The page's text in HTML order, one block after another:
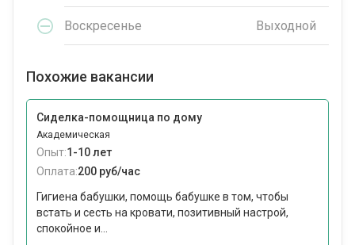
Воскресенье Выходной
Похожие вакансии
Сиделка-помощница по дому
Академическая
Опыт:1-10 лет
Оплата:200 руб/час
Гигиена бабушки, помощь бабушке в том, чтобы
встать и сесть на кровати, позитивный настрой,
спокойное и...